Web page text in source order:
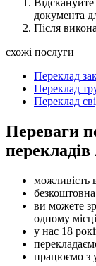
документа
Після
схожі послуги
Переклад
Переклад
Переклад
Переваги
перекладів
можливість
безкоштовна
ви можете
одному місці
у нас 18
працюємо з